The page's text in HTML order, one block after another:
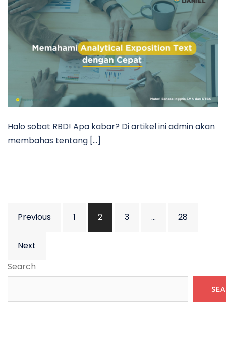
Halo sobat RBD! Apa kabar? Di artikel ini admin akan
membahas tentang […]
Posts
pagination
Previous 1 2 3 … 28
Next
Search